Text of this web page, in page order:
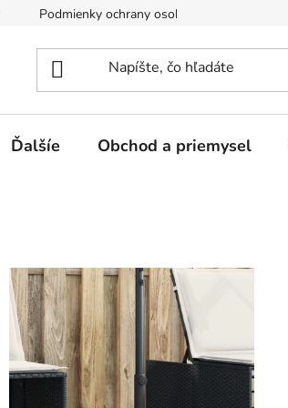
Podmienky ochrany osobných údajov
Ďalšíe Obchod a priemysel